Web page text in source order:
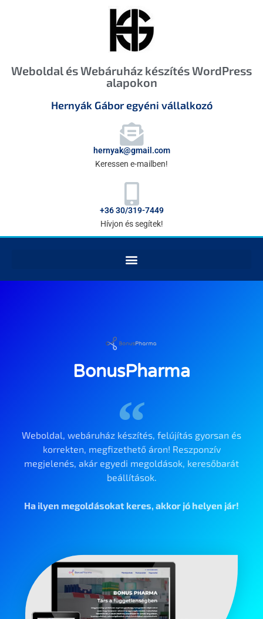
Weboldal és Webáruház készítés WordPress
alapokon
Hernyák Gábor egyéni vállalkozó
hernyak@gmail.com
Keressen e-mailben!
+36 30/319-7449
Hívjon és segítek!
BonusPharma
Weboldal, webáruház készítés, felújítás gyorsan és
korrekten, megfizethető áron! Reszponzív
megjelenés, akár egyedi megoldások, keresőbarát
beállítások.
Ha ilyen megoldásokat keres, akkor jó helyen jár!